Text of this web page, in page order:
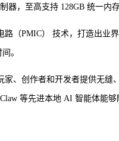
器，至高支持 128GB 统一内存
（PMIC） 技术，打造出业
。
、创作者和开发者提供无缝
等先进本地 AI 智能体能